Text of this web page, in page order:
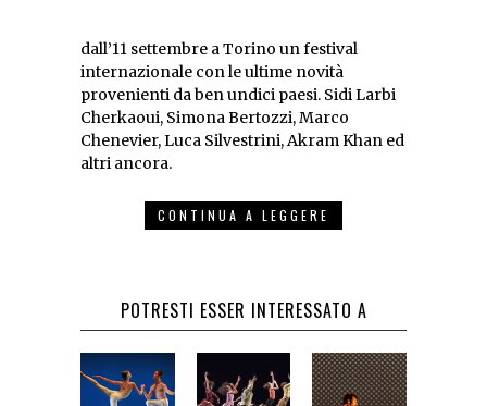
dall’11 settembre a Torino un festival
internazionale con le ultime novità
provenienti da ben undici paesi. Sidi Larbi
Cherkaoui, Simona Bertozzi, Marco
Chenevier, Luca Silvestrini, Akram Khan ed
altri ancora.
CONTINUA A LEGGERE
POTRESTI ESSER INTERESSATO A